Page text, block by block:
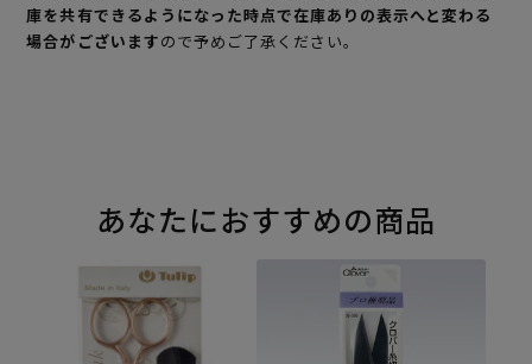
庫を共有できるようになった時点で在庫ありの表示へと変わる
場合がございますので予めご了承ください。
あなたにおすすめの商品